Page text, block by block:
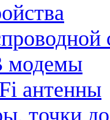
модемы
антенны
точки